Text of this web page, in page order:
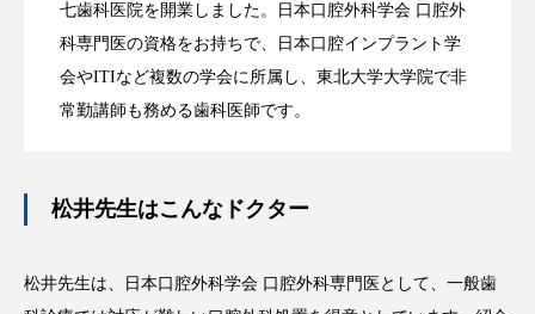
七歯科医院を開業しました。日本口腔外科学会 口腔外
科専門医の資格をお持ちで、日本口腔インプラント学
会やITIなど複数の学会に所属し、東北大学大学院で非
常勤講師も務める歯科医師です。
松井先生はこんなドクター
松井先生は、日本口腔外科学会 口腔外科専門医として、一般歯